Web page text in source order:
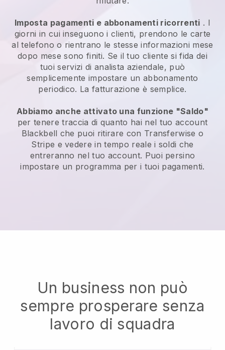
Imposta pagamenti e abbonamenti ricorrenti . I
giorni in cui inseguono i clienti, prendono le carte
al telefono o rientrano le stesse informazioni mese
dopo mese sono finiti. Se il tuo cliente si fida dei
tuoi servizi di analista aziendale, può
semplicemente impostare un abbonamento
periodico. La fatturazione è semplice.
Abbiamo anche attivato una funzione "Saldo"
per tenere traccia di quanto hai nel tuo account
Blackbell che puoi ritirare con Transferwise o
Stripe e vedere in tempo reale i soldi che
entreranno nel tuo account. Puoi persino
impostare un programma per i tuoi pagamenti.
Un business non può
sempre prosperare senza
lavoro di squadra